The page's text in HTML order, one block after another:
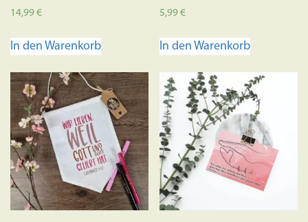
14,99€
In den Warenkorb
5,99€
In den Warenkorb